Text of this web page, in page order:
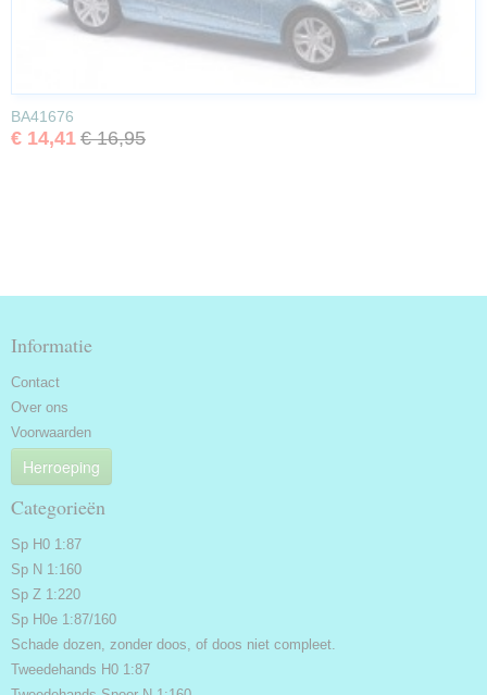
BA41676
€ 14,41 € 16,95
Informatie
Contact
Over ons
Voorwaarden
Herroeping
Categorieën
Sp H0 1:87
Sp N 1:160
Sp Z 1:220
Sp H0e 1:87/160
Schade dozen, zonder doos, of doos niet compleet.
Tweedehands H0 1:87